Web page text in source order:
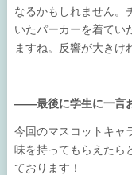
なるかもしれません。
いたパーカーを着てい
ますね。反響が大きけ
――最後に学生に一言
今回のマスコットキャ
味を持ってもらえたら
ております！